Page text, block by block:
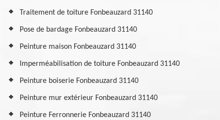
Traitement de toiture Fonbeauzard 31140
Pose de bardage Fonbeauzard 31140
Peinture maison Fonbeauzard 31140
Imperméabilisation de toiture Fonbeauzard 31140
Peinture boiserie Fonbeauzard 31140
Peinture mur extérieur Fonbeauzard 31140
Peinture Ferronnerie Fonbeauzard 31140